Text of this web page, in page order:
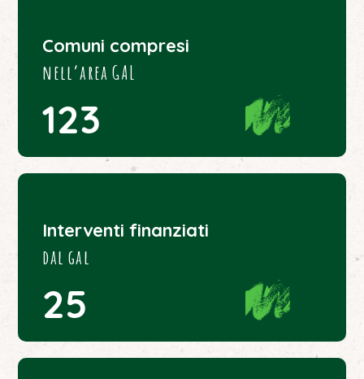
Comuni compresi
nell’area GAL
123
Interventi finanziati
dal gal
25